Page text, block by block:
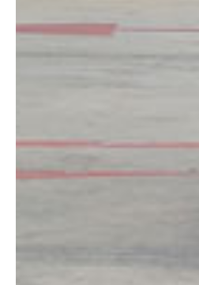
Compara esta y otras máquinas
en contacto con nosotros para un